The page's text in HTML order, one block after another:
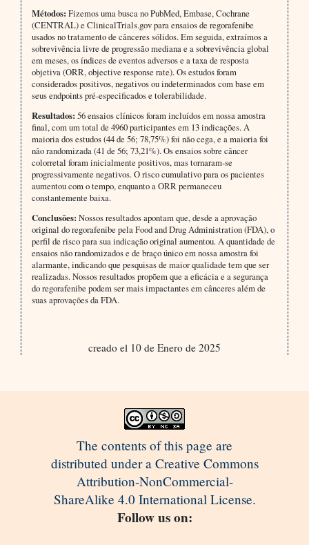
Métodos: Fizemos uma busca no PubMed, Embase, Cochrane
(CENTRAL) e ClinicalTrials.gov para ensaios de regorafenibe
usados no tratamento de cânceres sólidos. Em seguida, extraímos a
sobrevivência livre de progressão mediana e a sobrevivência global
em meses, os índices de eventos adversos e a taxa de resposta
objetiva (ORR, objective response rate). Os estudos foram
considerados positivos, negativos ou indeterminados com base em
seus endpoints pré-especificados e tolerabilidade.
Resultados: 56 ensaios clínicos foram incluídos em nossa amostra
final, com um total de 4960 participantes em 13 indicações. A
maioria dos estudos (44 de 56; 78,75%) foi não cega, e a maioria foi
não randomizada (41 de 56; 73,21%). Os ensaios sobre câncer
colorretal foram inicialmente positivos, mas tornaram-se
progressivamente negativos. O risco cumulativo para os pacientes
aumentou com o tempo, enquanto a ORR permaneceu
constantemente baixa.
Conclusões: Nossos resultados apontam que, desde a aprovação
original do regorafenibe pela Food and Drug Administration (FDA), o
perfil de risco para sua indicação original aumentou. A quantidade de
ensaios não randomizados e de braço único em nossa amostra foi
alarmante, indicando que pesquisas de maior qualidade tem que ser
realizadas. Nossos resultados propõem que a eficácia e a segurança
do regorafenibe podem ser mais impactantes em cânceres além de
suas aprovações da FDA.
creado el 10 de Enero de 2025
The contents of this page are
distributed under a Creative Commons
Attribution-NonCommercial-
ShareAlike 4.0 International License.
Follow us on: